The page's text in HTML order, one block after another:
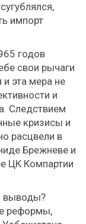
импорт
годов
свои рычаги
и эта мера не
и
Следствием
кризисы и
расцвели в
Брежневе и
ЦК Компартии
выводы?
реформы,